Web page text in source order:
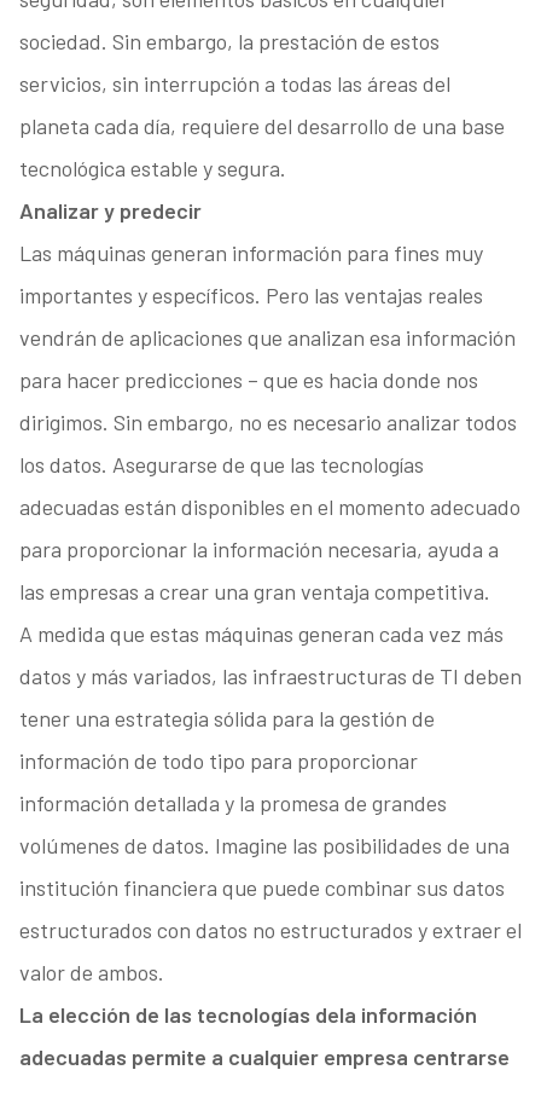
sociedad. Sin embargo, la prestación de estos
servicios, sin interrupción a todas las áreas del
planeta cada día, requiere del desarrollo de una base
tecnológica estable y segura.
Analizar y predecir
Las máquinas generan información para fines muy
importantes y específicos. Pero las ventajas reales
vendrán de aplicaciones que analizan esa información
para hacer predicciones – que es hacia donde nos
dirigimos. Sin embargo, no es necesario analizar todos
los datos. Asegurarse de que las tecnologías
adecuadas están disponibles en el momento adecuado
para proporcionar la información necesaria, ayuda a
las empresas a crear una gran ventaja competitiva.
A medida que estas máquinas generan cada vez más
datos y más variados, las infraestructuras de TI deben
tener una estrategia sólida para la gestión de
información de todo tipo para proporcionar
información detallada y la promesa de grandes
volúmenes de datos. Imagine las posibilidades de una
institución financiera que puede combinar sus datos
estructurados con datos no estructurados y extraer el
valor de ambos.
La elección de las tecnologías dela información
adecuadas permite a cualquier empresa centrarse